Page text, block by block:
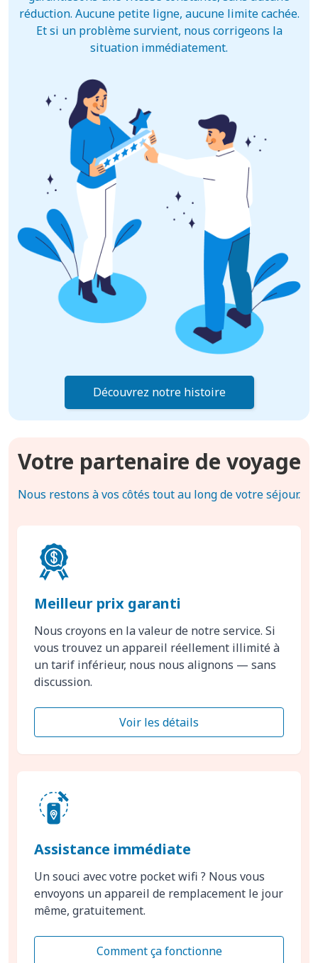
réduction. Aucune petite ligne, aucune limite cachée.
Et si un problème survient, nous corrigeons la
situation immédiatement.
Découvrez notre histoire
Votre partenaire de voyage
Nous restons à vos côtés tout au long de votre séjour.
Meilleur prix garanti
Nous croyons en la valeur de notre service. Si
vous trouvez un appareil réellement illimité à
un tarif inférieur, nous nous alignons — sans
discussion.
Voir les détails
Assistance immédiate
Un souci avec votre pocket wifi ? Nous vous
envoyons un appareil de remplacement le jour
même, gratuitement.
Comment ça fonctionne